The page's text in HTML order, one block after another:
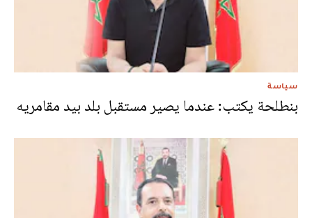
سياسة
بنطلحة يكتب: عندما يصير مستقبل بلد بيد مقامريه